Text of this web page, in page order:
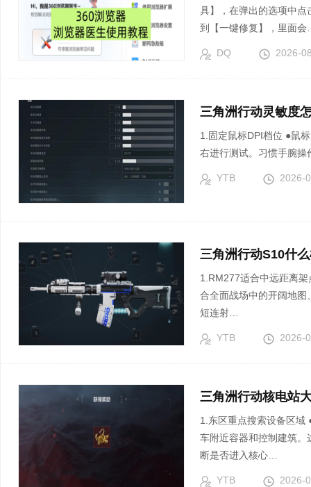
具】，在弹出的选项中
到【一键修复】，里面
DQ 2026-
三角洲行动灵敏度
1.固定鼠标DPI档位 ●鼠标DPI可以从800开始设置，游戏内基础灵敏度则从3左
右进行测试。习惯手腕
YTB 2026-
三角洲行动S10什
1.RM277适合中远距离架点 ●RM277在中远距离拥有较强的持续输出
合全面战场中的开阔地
短连射…
YTB 2026-
三角洲行动核电站
1.东区重点搜索设备区域 ●东区出生后可以优先搜索水处理区域、设备房、货
车附近容器和控制建筑
断是否进入核心…
YTB 2026-